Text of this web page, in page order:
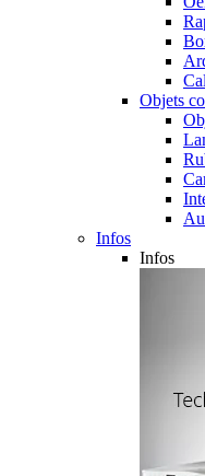
Objets
Infos
Infos